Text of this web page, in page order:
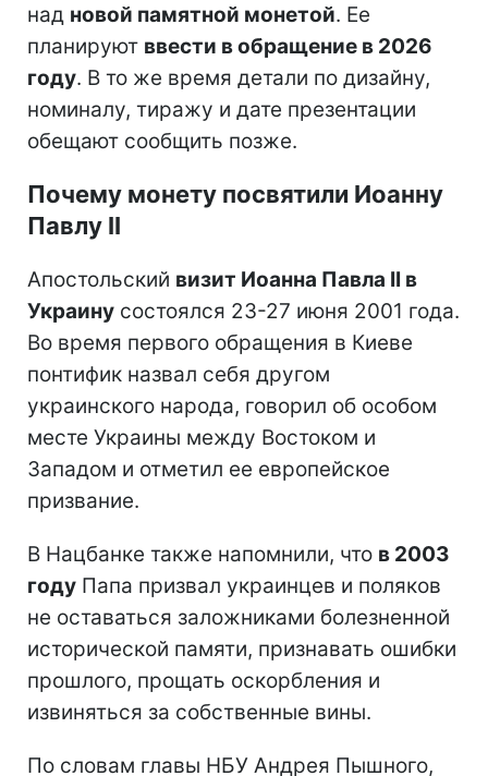
над новой памятной монетой. Ее
планируют ввести в обращение в 2026
году. В то же время детали по дизайну,
номиналу, тиражу и дате презентации
обещают сообщить позже.
Почему монету посвятили Иоанну
Павлу II
Апостольский визит Иоанна Павла II в
Украину состоялся 23-27 июня 2001 года.
Во время первого обращения в Киеве
понтифик назвал себя другом
украинского народа, говорил об особом
месте Украины между Востоком и
Западом и отметил ее европейское
призвание.
В Нацбанке также напомнили, что в 2003
году Папа призвал украинцев и поляков
не оставаться заложниками болезненной
исторической памяти, признавать ошибки
прошлого, прощать оскорбления и
извиняться за собственные вины.
По словам главы НБУ Андрея Пышного,